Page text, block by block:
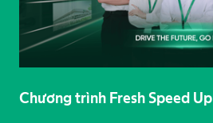
Chương trình Fresh Speed Up